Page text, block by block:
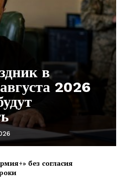
в
2026
без согласия